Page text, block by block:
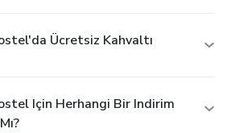
Ücretsiz Kahvaltı
Için Herhangi Bir Indirim